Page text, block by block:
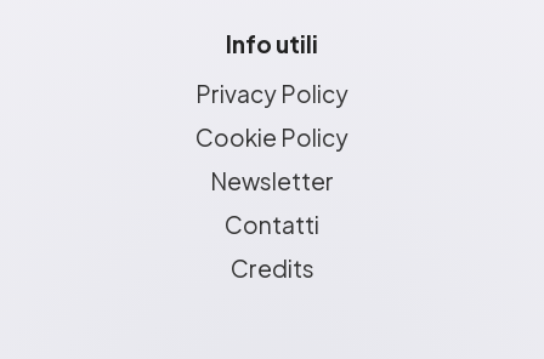
Info utili
Privacy Policy
Cookie Policy
Newsletter
Contatti
Credits